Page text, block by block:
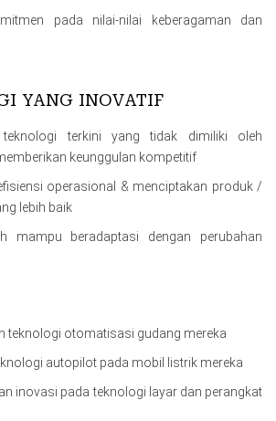
pada nilai-nilai keberagaman dan
YANG INOVATIF
teknologi terkini yang tidak dimiliki oleh
keunggulan kompetitif
operasional & menciptakan produk /
lebih baik
mampu beradaptasi dengan perubahan
teknologi otomatisasi gudang mereka
autopilot pada mobil listrik mereka
inovasi pada teknologi layar dan perangkat